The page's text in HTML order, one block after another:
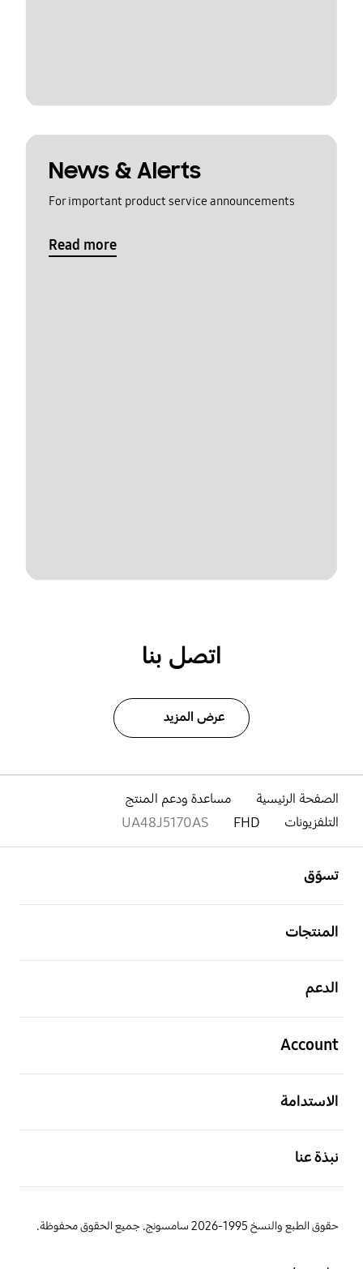
News & Alerts
For important product service announcements
Read more
اتصل بنا
عرض المزيد
الصفحة الرئيسية
مساعدة ودعم المنتج
التلفزيونات
FHD
UA48J5170AS
تسوّق
المنتجات
الدعم
Account
الاستدامة
نبذة عنا
حقوق الطبع والنسخ 1995-2026 سامسونج. جميع الحقوق محفوظة.